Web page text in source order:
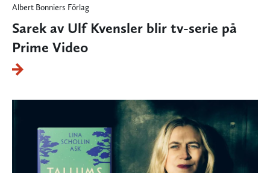
Albert Bonniers Förlag
Sarek av Ulf Kvensler blir tv-serie på
Prime Video